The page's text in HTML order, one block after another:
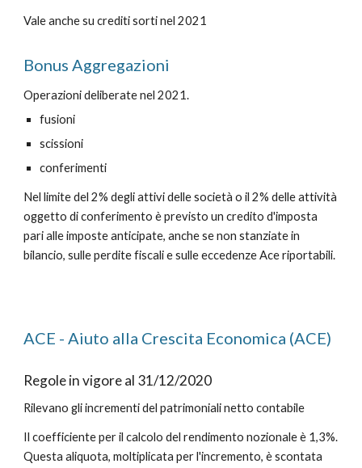
Vale anche su crediti sorti nel 2021
Bonus Aggregazioni
Operazioni deliberate nel 2021.
fusioni
scissioni
conferimenti
Nel limite del 2% degli attivi delle società o il 2% delle attività
oggetto di conferimento è previsto un credito d'imposta
pari alle imposte anticipate, anche se non stanziate in
bilancio, sulle perdite fiscali e sulle eccedenze Ace riportabili.
ACE - Aiuto alla Crescita Economica (ACE)
Regole in vigore al 31/12/2020
Rilevano gli incrementi del patrimoniali netto contabile
Il coefficiente per il calcolo del rendimento nozionale è 1,3%.
Questa aliquota, moltiplicata per l'incremento, è scontata